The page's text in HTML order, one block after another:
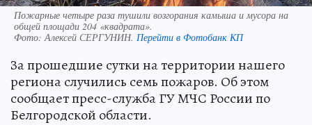
Пожарные четыре раза тушили возгорания камыша и мусора на
общей площади 204 «квадрата».
Фото:Алексей СЕРГУНИН. Перейти в Фотобанк КП
За прошедшие сутки на территории нашего
региона случились семь пожаров. Об этом
сообщает пресс-служба ГУ МЧС России по
Белгородской области.